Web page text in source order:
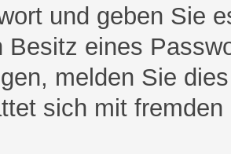
und geben Sie
Besitz eines
melden Sie
sich mit